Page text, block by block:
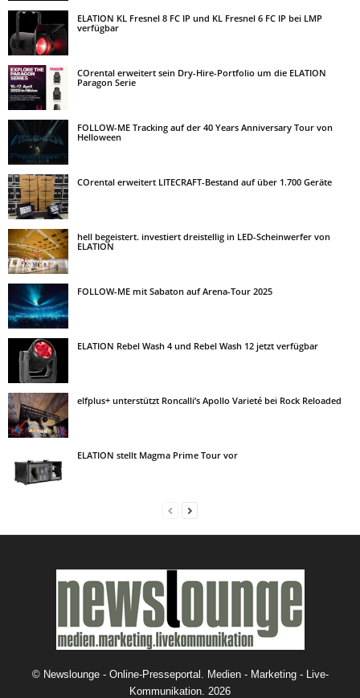
ELATION KL Fresnel 8 FC IP und KL Fresnel 6 FC IP bei LMP
verfügbar
COrental erweitert sein Dry-Hire-Portfolio um die ELATION
Paragon Serie
FOLLOW-ME Tracking auf der 40 Years Anniversary Tour von
Helloween
COrental erweitert LITECRAFT-Bestand auf über 1.700 Geräte
hell begeistert. investiert dreistellig in LED-Scheinwerfer von
ELATION
FOLLOW-ME mit Sabaton auf Arena-Tour 2025
ELATION Rebel Wash 4 und Rebel Wash 12 jetzt verfügbar
elfplus+ unterstützt Roncalli’s Apollo Varieté bei Rock Reloaded
ELATION stellt Magma Prime Tour vor
© Newslounge - Online-Presseportal. Medien - Marketing - Live-
Kommunikation. 2026